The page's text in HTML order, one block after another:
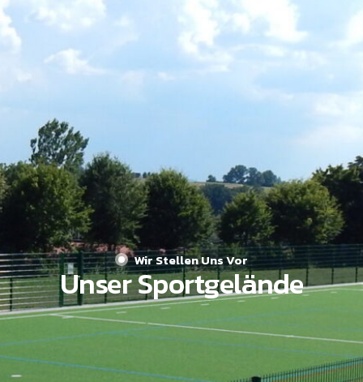
Wir Stellen Uns Vor
Unser Sportgelände